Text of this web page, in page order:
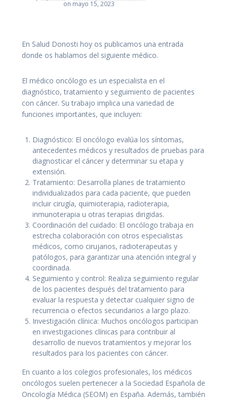
on mayo 15, 2023
En Salud Donosti hoy os publicamos una entrada
donde os hablamos del siguiente médico.
El médico oncólogo es un especialista en el
diagnóstico, tratamiento y seguimiento de pacientes
con cáncer. Su trabajo implica una variedad de
funciones importantes, que incluyen:
Diagnóstico: El oncólogo evalúa los síntomas,
antecedentes médicos y resultados de pruebas para
diagnosticar el cáncer y determinar su etapa y
extensión.
Tratamiento: Desarrolla planes de tratamiento
individualizados para cada paciente, que pueden
incluir cirugía, quimioterapia, radioterapia,
inmunoterapia u otras terapias dirigidas.
Coordinación del cuidado: El oncólogo trabaja en
estrecha colaboración con otros especialistas
médicos, como cirujanos, radioterapeutas y
patólogos, para garantizar una atención integral y
coordinada.
Seguimiento y control: Realiza seguimiento regular
de los pacientes después del tratamiento para
evaluar la respuesta y detectar cualquier signo de
recurrencia o efectos secundarios a largo plazo.
Investigación clínica: Muchos oncólogos participan
en investigaciones clínicas para contribuir al
desarrollo de nuevos tratamientos y mejorar los
resultados para los pacientes con cáncer.
En cuanto a los colegios profesionales, los médicos
oncólogos suelen pertenecer a la Sociedad Española de
Oncología Médica (SEOM) en España. Además, también